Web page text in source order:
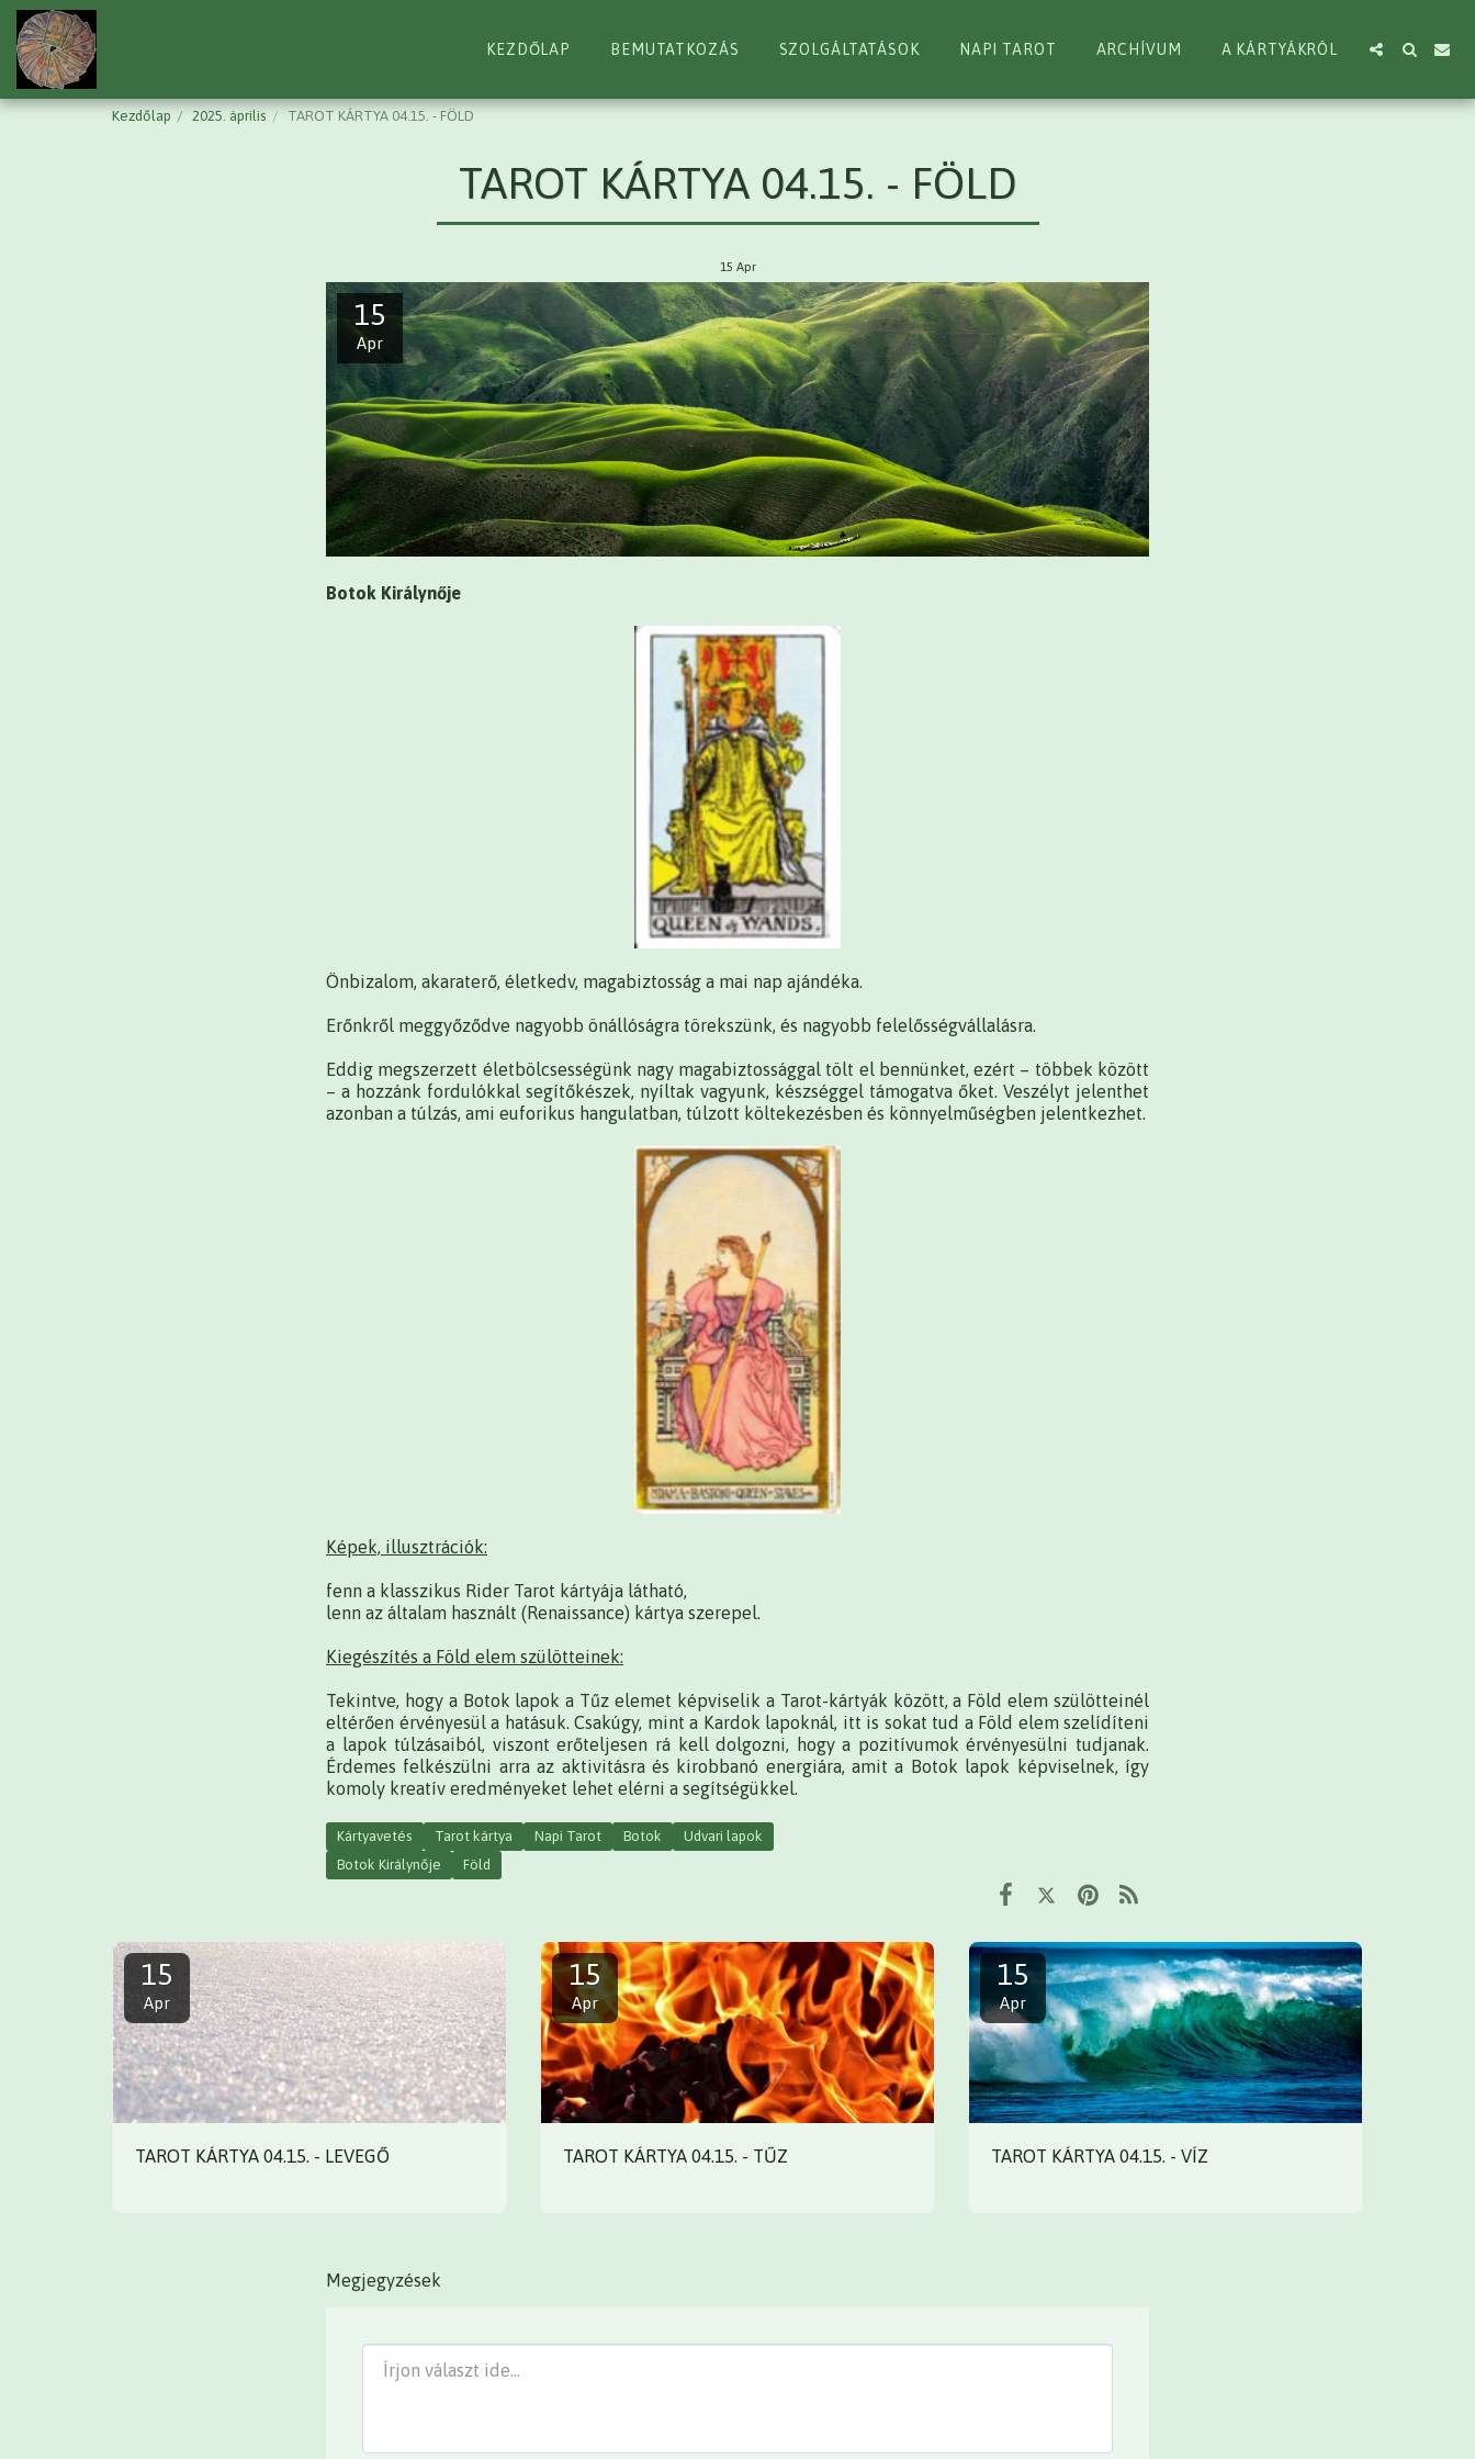
KEZDŐLAP BEMUTATKOZÁS SZOLGÁLTATÁSOK NAPI TAROT ARCHÍVUM A KÁRTYÁKRÓL
Kezdőlap 2025. április TAROT KÁRTYA 04.15. - FÖLD
TAROT KÁRTYA 04.15. - FÖLD
15 Apr
15
Apr
Botok Királynője
Önbizalom, akaraterő, életkedv, magabiztosság a mai nap ajándéka.
Erőnkről meggyőződve nagyobb önállóságra törekszünk, és nagyobb felelősségvállalásra.
Eddig megszerzett életbölcsességünk nagy magabiztossággal tölt el bennünket, ezért – többek között
– a hozzánk fordulókkal segítőkészek, nyíltak vagyunk, készséggel támogatva őket. Veszélyt jelenthet
azonban a túlzás, ami euforikus hangulatban, túlzott költekezésben és könnyelműségben jelentkezhet.
Képek, illusztrációk:
fenn a klasszikus Rider Tarot kártyája látható,
lenn az általam használt (Renaissance) kártya szerepel.
Kiegészítés a Föld elem szülötteinek:
Tekintve, hogy a Botok lapok a Tűz elemet képviselik a Tarot-kártyák között, a Föld elem szülötteinél
eltérően érvényesül a hatásuk. Csakúgy, mint a Kardok lapoknál, itt is sokat tud a Föld elem szelídíteni
a lapok túlzásaiból, viszont erőteljesen rá kell dolgozni, hogy a pozitívumok érvényesülni tudjanak.
Érdemes felkészülni arra az aktivitásra és kirobbanó energiára, amit a Botok lapok képviselnek, így
komoly kreatív eredményeket lehet elérni a segítségükkel.
Kártyavetés Tarot kártya Napi Tarot Botok
Udvari lapok
Botok Királynője
Föld
15
Apr
TAROT KÁRTYA 04.15. - LEVEGŐ
15
Apr
TAROT KÁRTYA 04.15. - TŰZ
15
Apr
TAROT KÁRTYA 04.15. - VÍZ
Megjegyzések